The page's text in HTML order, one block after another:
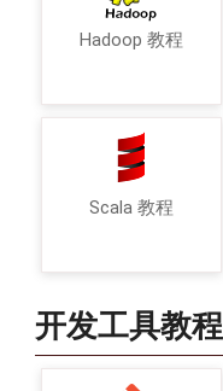
Hadoop 教程
Scala 教程
开发工具教程